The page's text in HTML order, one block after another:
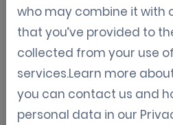
Entender seus clientes é muito
negócio. Uma ótima maneira de
meio de promoções gamificadas -
parecem jogos. Essas promoções
seus clientes e coletar dados
simples sobre como usar a
sobre seus clientes enquanto
who may combine it with
that you’ve provided to
collected from your use
services.Learn more
you can contact us and
personal data in our